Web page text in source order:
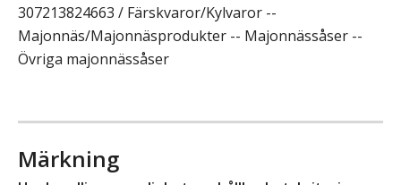
307213824663 / Färskvaror/Kylvaror --
Majonnäs/Majonnäsprodukter -- Majonnässåser --
Övriga majonnässåser
Märkning